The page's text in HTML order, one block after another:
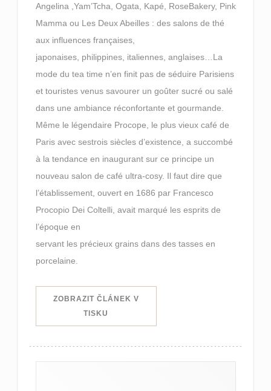
Angelina ,Yam’Tcha, Ogata, Kapé, RoseBakery, Pink
Mamma ou Les Deux Abeilles : des salons de thé
aux influences françaises,
japonaises, philippines, italiennes, anglaises…La
mode du tea time n’en finit pas de séduire Parisiens
et touristes venus savourer un goûter sucré ou salé
dans une ambiance réconfortante et gourmande.
Même le légendaire Procope, le plus vieux café de
Paris avec sestrois siècles d’existence, a succombé
à la tendance en inaugurant sur ce principe un
nouveau salon de café ultra-cosy. Il faut dire que
l’établissement, ouvert en 1686 par Francesco
Procopio Dei Coltelli, avait marqué les esprits de
l’époque en
servant les précieux grains dans des tasses en
porcelaine.
ZOBRAZIT ČLÁNEK V
TISKU